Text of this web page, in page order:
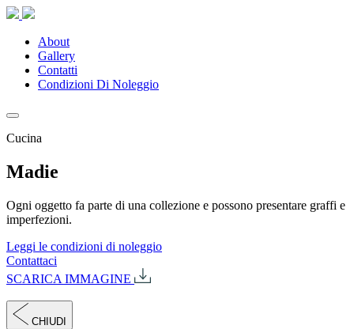
About
Gallery
Contatti
Condizioni Di Noleggio
Cucina
Madie
Ogni oggetto fa parte di una collezione e possono presentare graffi e
imperfezioni.
Leggi le condizioni di noleggio
Contattaci
SCARICA IMMAGINE
CHIUDI